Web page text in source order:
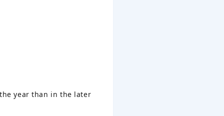
year than in the later